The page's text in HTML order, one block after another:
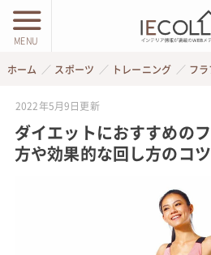
MENU
ホーム スポーツ トレーニング フ
2022年5月9日更新
ダイエットにおすすめの
方や効果的な回し方のコ